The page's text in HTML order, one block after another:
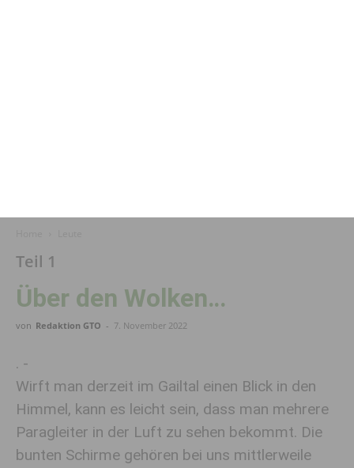
Teil 1
Über den Wolken…
von Redaktion GTO - 7. November 2022
. -
Wirft man derzeit im Gailtal einen Blick in den
Himmel, kann es leicht sein, dass man mehrere
Paragleiter in der Luft zu sehen bekommt. Die
bunten Schirme gehören bei uns mittlerweile